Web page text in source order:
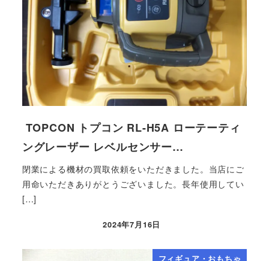
TOPCON トプコン RL-H5A ローテーティ
ングレーザー レベルセンサー…
閉業による機材の買取依頼をいただきました。当店にご
用命いただきありがとうございました。長年使用してい
[…]
2024年7月16日
フィギュア・おもちゃ